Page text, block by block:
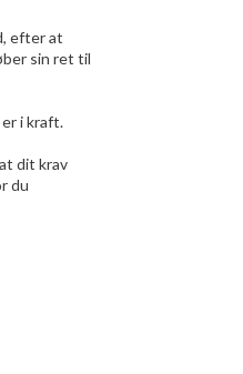
efter at
sin ret til
i kraft.
dit krav
du